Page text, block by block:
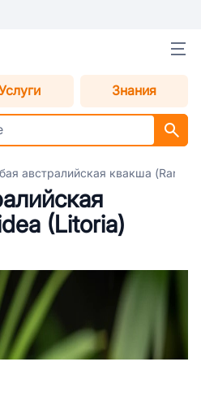
Знания
австралийская квакша
(Litoria)